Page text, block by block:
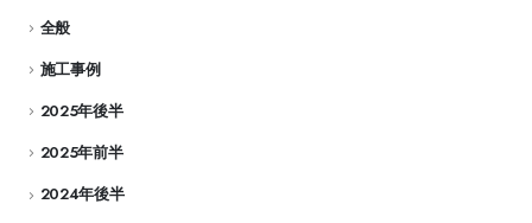
全般
施工事例
2025年後半
2025年前半
2024年後半